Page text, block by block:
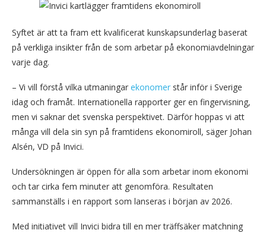
Syftet är att ta fram ett kvalificerat kunskapsunderlag baserat
på verkliga insikter från de som arbetar på ekonomiavdelningar
varje dag.
– Vi vill förstå vilka utmaningar ekonomer står inför i Sverige
idag och framåt. Internationella rapporter ger en fingervisning,
men vi saknar det svenska perspektivet. Därför hoppas vi att
många vill dela sin syn på framtidens ekonomiroll, säger Johan
Alsén, VD på Invici.
Undersökningen är öppen för alla som arbetar inom ekonomi
och tar cirka fem minuter att genomföra. Resultaten
sammanställs i en rapport som lanseras i början av 2026.
Med initiativet vill Invici bidra till en mer träffsäker matchning